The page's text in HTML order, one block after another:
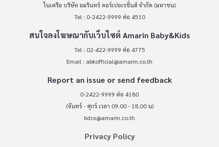
ในเครือ บริษัท อมรินทร์ คอร์เปอเรชั่นส์ จำกัด (มหาชน)
Tel : 0-2422-9999 ต่อ 4510
สนใจลงโฆษณากับเว็บไซต์ Amarin Baby&Kids
Tel : 02-422-9999 ต่อ 4775
Email : abkofficial@amarin.co.th
Report an issue or send feedback
0-2422-9999 ต่อ 4180
(จันทร์ - ศุกร์ เวลา 09.00 - 18.00 น)
bdcx@amarin.co.th
Privacy Policy